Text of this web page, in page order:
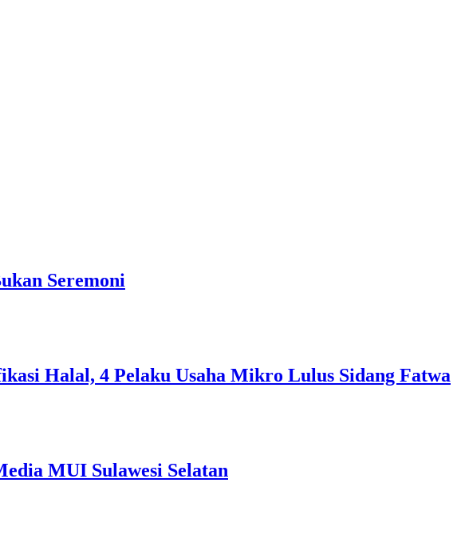
Seremoni
Halal, 4 Pelaku Usaha Mikro Lulus Sidang Fatwa
MUI Sulawesi Selatan